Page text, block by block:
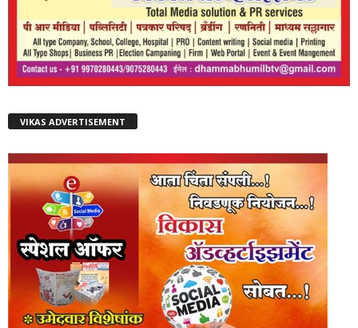
VIKAS ADVERTISEMENT